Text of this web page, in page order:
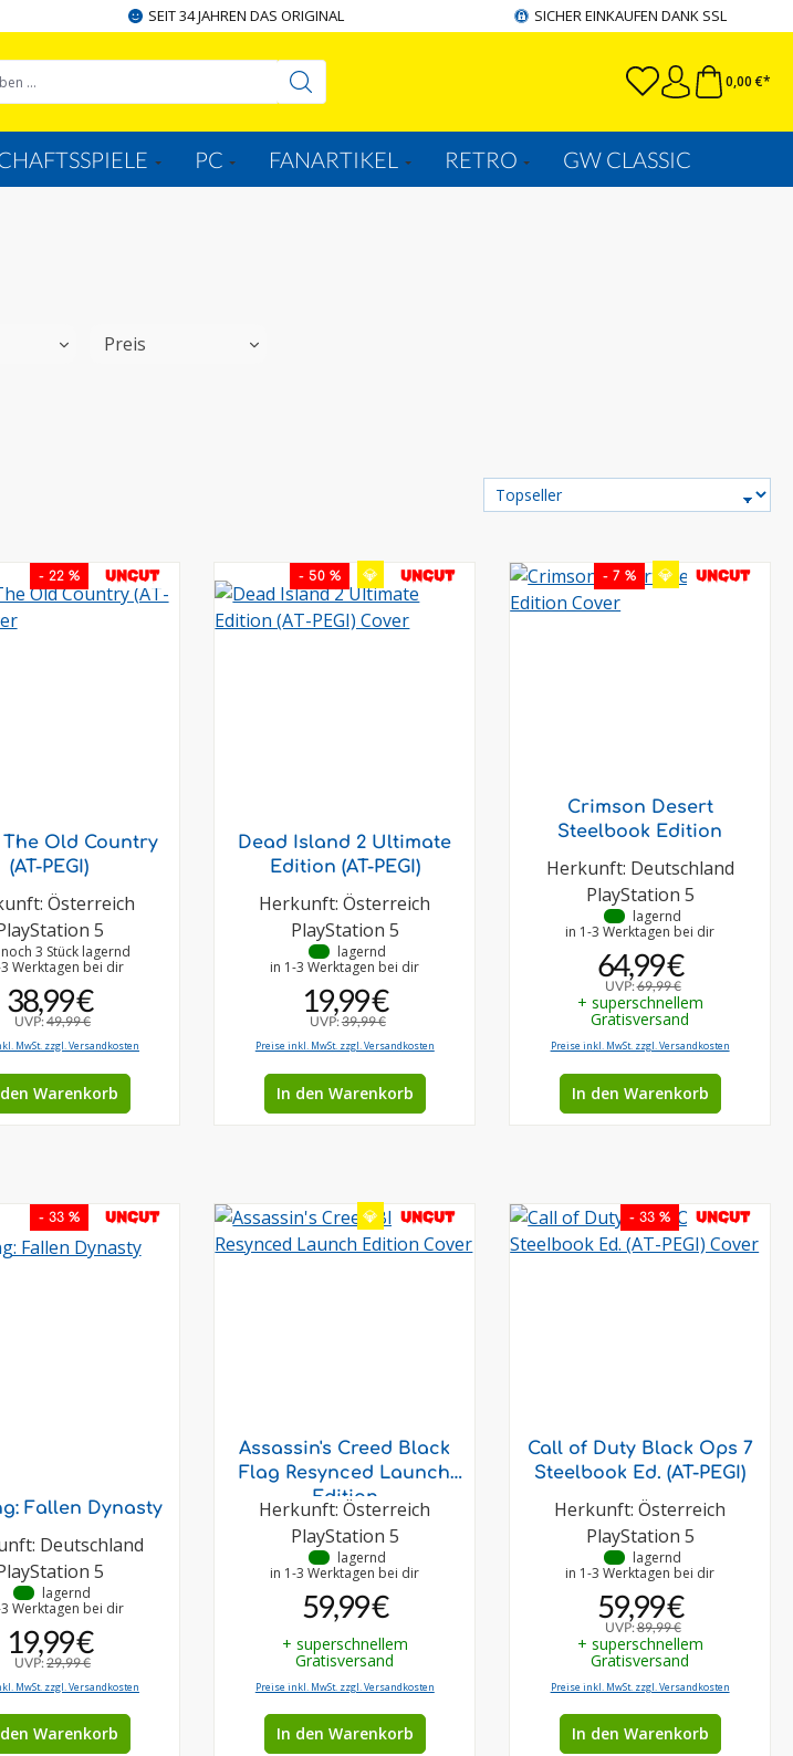
SEIT 34 JAHREN DAS ORIGINAL SICHER EINKAUFEN DANK SSL
0,00 €*
PC FANARTIKEL RETRO GW CLASSIC
Preis
- 22 % UNCUT
The Old Country
(AT-PEGI)
Österreich
5
noch 3 Stück lagernd
Werktagen bei dir
38,99 €
UVP:49,99 €
MwSt. zzgl. Versandkosten
Warenkorb
- 50 % 💎 UNCUT
Dead Island 2 Ultimate
Edition (AT-PEGI)
Herkunft: Österreich
PlayStation 5
lagernd
in 1-3 Werktagen bei dir
19,99 €
UVP:39,99 €
Preise inkl. MwSt. zzgl. Versandkosten
In den Warenkorb
- 7 % 💎 UNCUT
Crimson Desert
Steelbook Edition
Herkunft: Deutschland
PlayStation 5
lagernd
in 1-3 Werktagen bei dir
64,99 €
UVP:69,99 €
+ superschnellem
Gratisversand
Preise inkl. MwSt. zzgl. Versandkosten
In den Warenkorb
- 33 % UNCUT
Fallen Dynasty
Deutschland
5
lagernd
Werktagen bei dir
19,99 €
UVP: 29,99 €
MwSt. zzgl. Versandkosten
Warenkorb
💎 UNCUT
Assassin's Creed Black
Flag Resynced Launch
Edition
Herkunft: Österreich
PlayStation 5
lagernd
in 1-3 Werktagen bei dir
59,99 €
+ superschnellem
Gratisversand
Preise inkl. MwSt. zzgl. Versandkosten
In den Warenkorb
- 33 % UNCUT
Call of Duty Black Ops 7
Steelbook Ed. (AT-PEGI)
Herkunft: Österreich
PlayStation 5
lagernd
in 1-3 Werktagen bei dir
59,99 €
UVP:89,99 €
+ superschnellem
Gratisversand
Preise inkl. MwSt. zzgl. Versandkosten
In den Warenkorb